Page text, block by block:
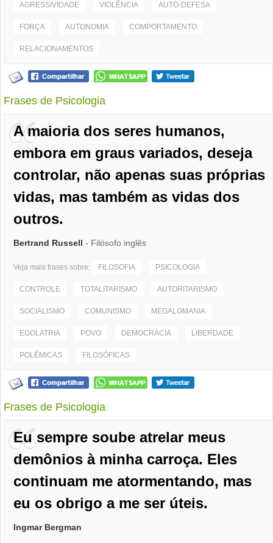
AGRESSIVIDADE VIOLÊNCIA AUTO-DEFESA
FORÇA AUTONOMIA COMPORTAMENTO
RELACIONAMENTOS
Frases de Psicologia
A maioria dos seres humanos,
embora em graus variados, deseja
controlar, não apenas suas próprias
vidas, mas também as vidas dos
outros.
Bertrand Russell - Filósofo inglês
Veja mais frases sobre: FILOSOFIA PSICOLOGIA
CONTROLE TOTALITARISMO AUTORITARISMO
SOCIALISMO COMUNISMO MEGALOMANIA
EGOLATRIA POVO DEMOCRACIA LIBERDADE
POLÊMICAS FILOSÓFICAS
Frases de Psicologia
Eu sempre soube atrelar meus
demônios à minha carroça. Eles
continuam me atormentando, mas
eu os obrigo a me ser úteis.
Ingmar Bergman